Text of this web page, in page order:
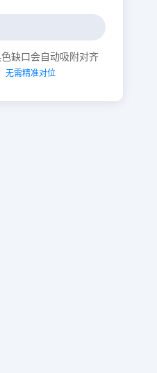
缺口会自动吸附对齐
无需精准对位